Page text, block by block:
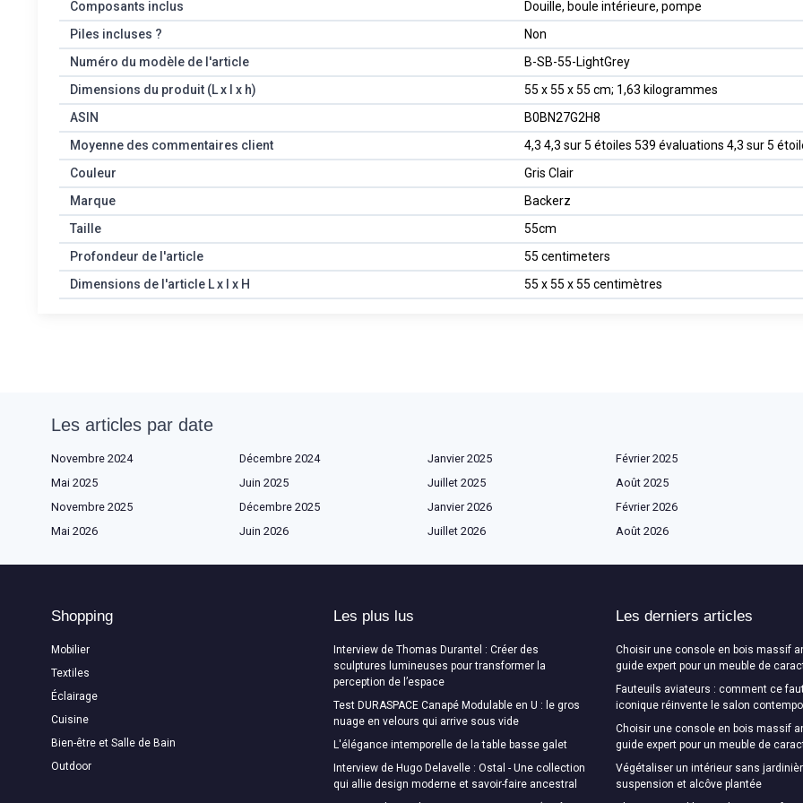
Composants inclus
‎Douille, boule intérieure, pompe
Piles incluses ?
‎Non
Numéro du modèle de l'article
‎B-SB-55-LightGrey
Dimensions du produit (L x l x h)
‎55 x 55 x 55 cm; 1,63 kilogrammes
ASIN
‎B0BN27G2H8
Moyenne des commentaires client
4,3 4,3 sur 5 étoiles 539 évaluations 4,3 sur 5
Couleur
Gris Clair
Marque
Backerz
Taille
55cm
Profondeur de l'article
55 centimeters
Dimensions de l'article L x l x H
55 x 55 x 55 centimètres
Les articles par date
Novembre 2024 Décembre 2024 Janvier 2025
Février 2025
Mai 2025
Juin 2025 Juillet 2025
Août 2025
Novembre 2025
Décembre 2025 Janvier 2026
Février 2026
Mai 2026
Juin 2026 Juillet 2026 Août 2026
Shopping
Mobilier
Textiles
Éclairage
Cuisine
Bien-être et Salle de Bain
Outdoor
Les plus lus
Interview de Thomas Durantel : Créer des
sculptures lumineuses pour transformer la
perception de l’espace
Test DURASPACE Canapé Modulable en U : le gros
nuage en velours qui arrive sous vide
L'élégance intemporelle de la table basse galet
Interview de Hugo Delavelle : Ostal - Une collection
qui allie design moderne et savoir-faire ancestral
Les derniers articles
Choisir une console en bois massif
guide expert pour un meuble de
Fauteuils aviateurs : comment ce
iconique réinvente le salon
Choisir une console en bois massif
guide expert pour un meuble de
Végétaliser un intérieur sans
suspension et alcôve plantée